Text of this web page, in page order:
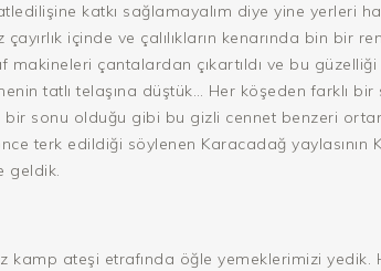
katkı sağlamayalım diye yine yerleri
içinde ve çalılıkların kenarında bin bir
çantalardan çıkartıldı ve bu
tatlı telaşına düştük… Her köşeden farklı bir
bir sonu olduğu gibi bu gizli cennet benzeri
terk edildiği söylenen Karacadağ
geldik.
kamp ateşi etrafında öğle yemeklerimizi yedik.